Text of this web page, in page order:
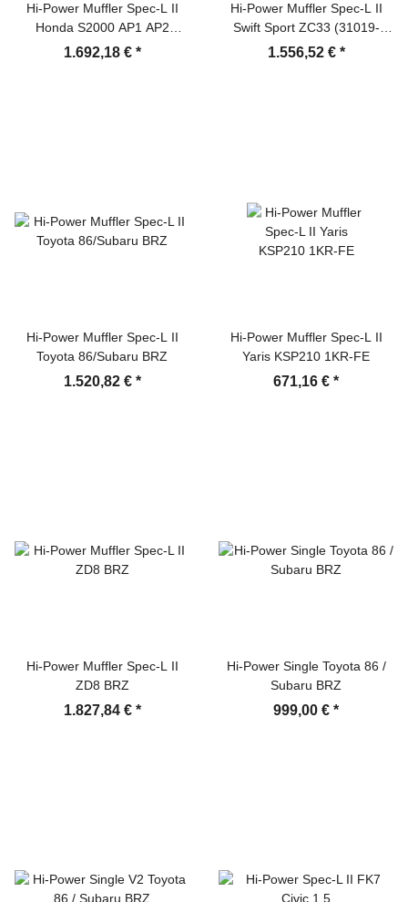
Hi-Power Muffler Spec-L II
Honda S2000 AP1 AP2
(32016-AH028)
1.692,18 € *
Hi-Power Muffler Spec-L II
Swift Sport ZC33 (31019-
AS009)
1.556,52 € *
Hi-Power Muffler Spec-L II
Toyota 86/Subaru BRZ
1.520,82 € *
Hi-Power Muffler Spec-L II
Yaris KSP210 1KR-FE
671,16 € *
Hi-Power Muffler Spec-L II
ZD8 BRZ
1.827,84 € *
Hi-Power Single Toyota 86 /
Subaru BRZ
999,00 € *